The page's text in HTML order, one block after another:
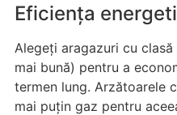
Eficiența
Alegeți aragazuri cu
mai bună) pentru a
termen lung. Arzătoarele
mai puțin gaz pentru